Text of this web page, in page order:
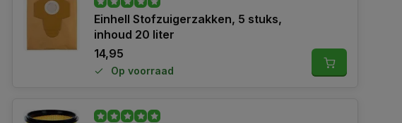
Einhell Stofzuigerzakken, 5 stuks,
inhoud 20 liter
14,95
Op voorraad